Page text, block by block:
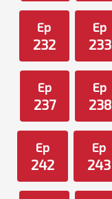
Ep
232
Ep
233
Ep
237
Ep
238
Ep
242
Ep
243